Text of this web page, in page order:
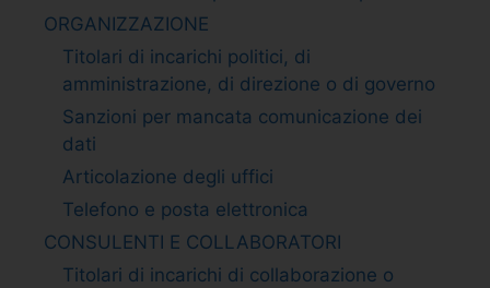
ORGANIZZAZIONE
Titolari di incarichi politici, di
amministrazione, di direzione o di governo
Sanzioni per mancata comunicazione dei
dati
Articolazione degli uffici
Telefono e posta elettronica
CONSULENTI E COLLABORATORI
Titolari di incarichi di collaborazione o